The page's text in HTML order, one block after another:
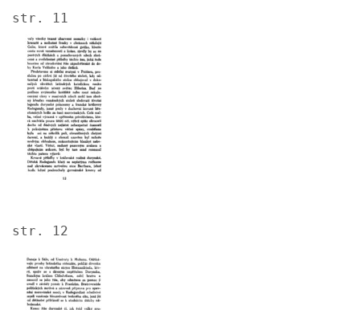
str. 11
Image
str. 12